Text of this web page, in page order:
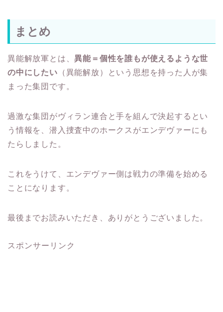
まとめ
異能解放軍とは、異能＝個性を誰もが使えるような世
の中にしたい （異能解放）という思想を持った人が集
まった集団です。
過激な集団がヴィラン連合と手を組んで決起するとい
う情報を、潜入捜査中のホークスがエンデヴァーにも
たらしました。
これをうけて、エンデヴァー側は戦力の準備を始める
ことになります。
最後までお読みいただき、ありがとうございました。
スポンサーリンク